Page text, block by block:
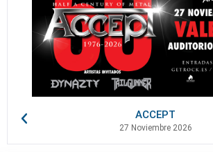
ACCEPT
27 Noviembre 2026